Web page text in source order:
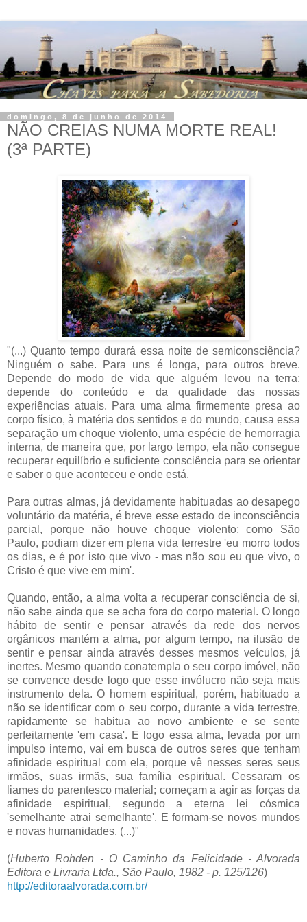
domingo, 8 de junho de 2014
NÃO CREIAS NUMA MORTE REAL!
(3ª PARTE)
"(...) Quanto tempo durará essa noite de semiconsciência?
Ninguém o sabe. Para uns é longa, para outros breve.
Depende do modo de vida que alguém levou na terra;
depende do conteúdo e da qualidade das nossas
experiências atuais. Para uma alma firmemente presa ao
corpo físico, à matéria dos sentidos e do mundo, causa essa
separação um choque violento, uma espécie de hemorragia
interna, de maneira que, por largo tempo, ela não consegue
recuperar equilíbrio e suficiente consciência para se orientar
e saber o que aconteceu e onde está.
Para outras almas, já devidamente habituadas ao desapego
voluntário da matéria, é breve esse estado de inconsciência
parcial, porque não houve choque violento; como São
Paulo, podiam dizer em plena vida terrestre 'eu morro todos
os dias, e é por isto que vivo - mas não sou eu que vivo, o
Cristo é que vive em mim'.
Quando, então, a alma volta a recuperar consciência de si,
não sabe ainda que se acha fora do corpo material. O longo
hábito de sentir e pensar através da rede dos nervos
orgânicos mantém a alma, por algum tempo, na ilusão de
sentir e pensar ainda através desses mesmos veículos, já
inertes. Mesmo quando conatempla o seu corpo imóvel, não
se convence desde logo que esse invólucro não seja mais
instrumento dela. O homem espiritual, porém, habituado a
não se identificar com o seu corpo, durante a vida terrestre,
rapidamente se habitua ao novo ambiente e se sente
perfeitamente 'em casa'. E logo essa alma, levada por um
impulso interno, vai em busca de outros seres que tenham
afinidade espiritual com ela, porque vê nesses seres seus
irmãos, suas irmãs, sua família espiritual. Cessaram os
liames do parentesco material; começam a agir as forças da
afinidade espiritual, segundo a eterna lei cósmica
'semelhante atrai semelhante'. E formam-se novos mundos
e novas humanidades. (...)"
(Huberto Rohden - O Caminho da Felicidade - Alvorada
Editora e Livraria Ltda., São Paulo, 1982 - p. 125/126)
http://editoraalvorada.com.br/